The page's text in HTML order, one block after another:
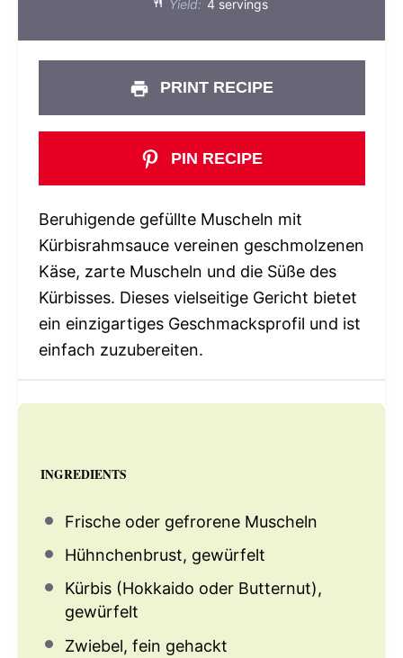
Yield: 4 servings
PRINT RECIPE
PIN RECIPE
Beruhigende gefüllte Muscheln mit
Kürbisrahmsauce vereinen geschmolzenen
Käse, zarte Muscheln und die Süße des
Kürbisses. Dieses vielseitige Gericht bietet
ein einzigartiges Geschmacksprofil und ist
einfach zuzubereiten.
INGREDIENTS
Frische oder gefrorene Muscheln
Hühnchenbrust, gewürfelt
Kürbis (Hokkaido oder Butternut),
gewürfelt
Zwiebel, fein gehackt